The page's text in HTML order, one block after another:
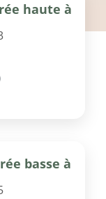
haute à
basse à